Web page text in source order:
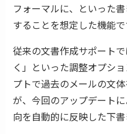
フォーマルに、といった
することを想定した機能で
従来の文書作成サポート
く」といった調整オプシ
プトで過去のメールの文
が、今回のアップデート
向を自動的に反映した下書